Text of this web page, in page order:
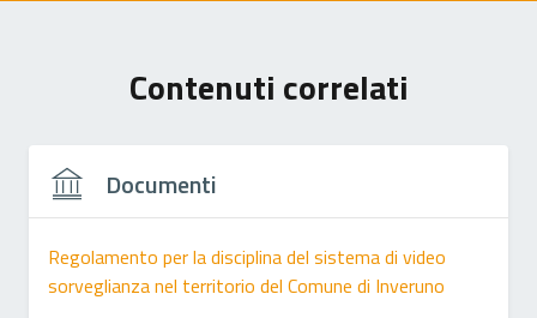
Contenuti correlati
Documenti
Regolamento per la disciplina del sistema di video
sorveglianza nel territorio del Comune di Inveruno